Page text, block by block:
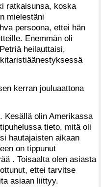
ratkaisunsa, koska
mielestäni
persoona, ettei hän
Enemmän oli
heilauttaisi,
kerran jouluaattona
Kesällä olin Amerikassa
tieto, mitä oli
hautajaisten aikaan
on tippunut
. Toisaalta olen asiasta
ettei tarvitse
asiaan liittyy.